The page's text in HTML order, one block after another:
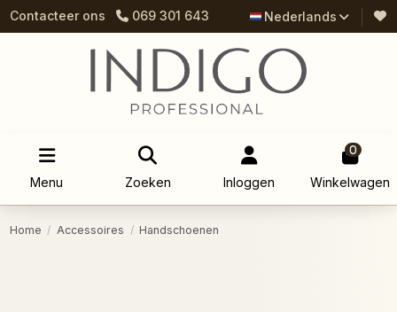
Contacteer ons 069 301 643 Nederlands
Menu Zoeken Inloggen
0
Winkelwagen
Home Accessoires Handschoenen